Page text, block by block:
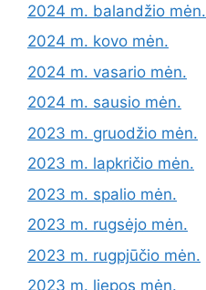
2024 m. balandžio mėn.
2024 m. kovo mėn.
2024 m. vasario mėn.
2024 m. sausio mėn.
2023 m. gruodžio mėn.
2023 m. lapkričio mėn.
2023 m. spalio mėn.
2023 m. rugsėjo mėn.
2023 m. rugpjūčio mėn.
2023 m. liepos mėn.